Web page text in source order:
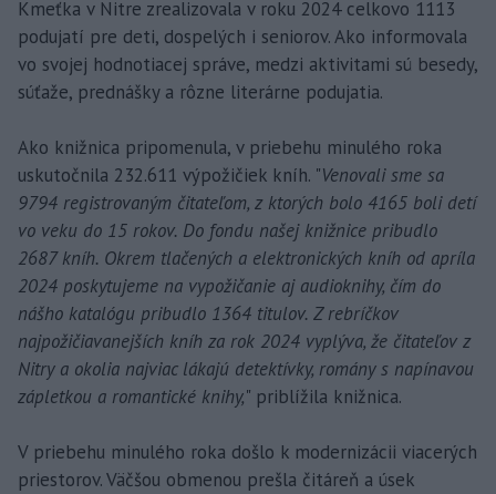
Kmeťka v Nitre zrealizovala v roku 2024 celkovo 1113
podujatí pre deti, dospelých i seniorov. Ako informovala
vo svojej hodnotiacej správe, medzi aktivitami sú besedy,
súťaže, prednášky a rôzne literárne podujatia.
Ako knižnica pripomenula, v priebehu minulého roka
uskutočnila 232.611 výpožičiek kníh. "Venovali sme sa
9794 registrovaným čitateľom, z ktorých bolo 4165 boli detí
vo veku do 15 rokov. Do fondu našej knižnice pribudlo
2687 kníh. Okrem tlačených a elektronických kníh od apríla
2024 poskytujeme na vypožičanie aj audioknihy, čím do
nášho katalógu pribudlo 1364 titulov. Z rebríčkov
najpožičiavanejších kníh za rok 2024 vyplýva, že čitateľov z
Nitry a okolia najviac lákajú detektívky, romány s napínavou
zápletkou a romantické knihy," priblížila knižnica.
V priebehu minulého roka došlo k modernizácii viacerých
priestorov. Väčšou obmenou prešla čitáreň a úsek